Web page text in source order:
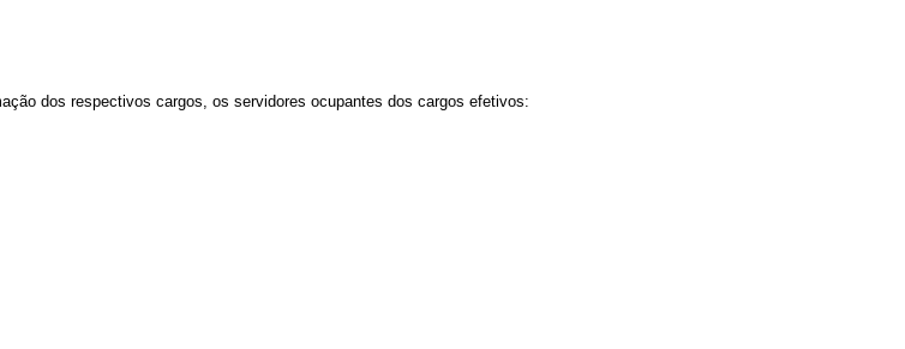
dos respectivos cargos, os servidores ocupantes dos cargos efetivos: